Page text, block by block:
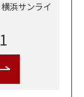
浜サンライ